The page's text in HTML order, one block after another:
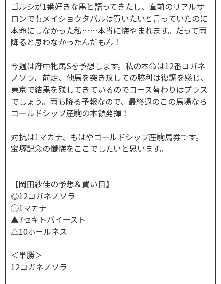
ゴルシが1番好きな馬と語ってきたし、直前のリアルサ
ロンでもメイショウタバルは買いたいと言っていたのに
本命にしなかった私……本当に悔やまれます。だって雨
降ると思わなかったんだもん！
今週は府中牝馬Sを予想します。私の本命は12番コガネ
ノソラ。前走、他馬を突き放しての勝利は復調を感じ、
東京で結果を残してきているのでコース替わりはプラス
でしょう。雨も降る予報なので、最終週のこの馬場なら
ゴールドシップ産駒の本領発揮！
対抗は1マカナ、もはやゴールドシップ産駒馬券です。
宝塚記念の懺悔をここでしたいと思います。
【岡田紗佳の予想＆買い目】
◎12コガネノソラ
◯1マカナ
▲7セキトバイースト
△10ホールネス
＜単勝＞
12コガネノソラ